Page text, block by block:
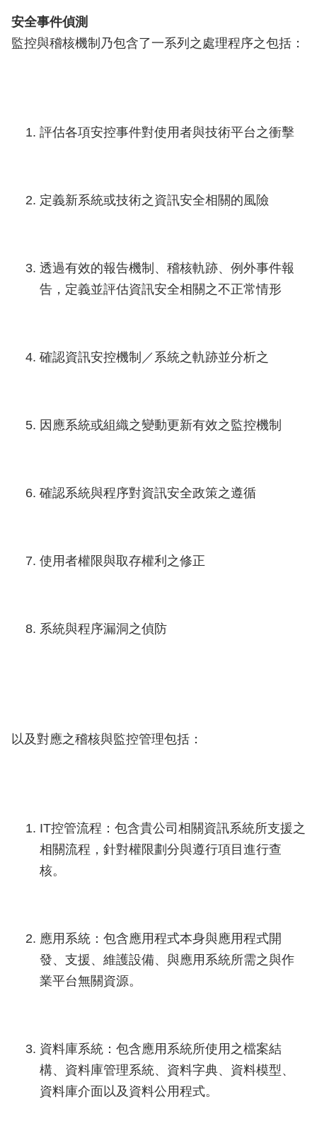
安全事件偵測
監控與稽核機制乃包含了一系列之處理程序之包括：
評估各項安控事件對使用者與技術平台之衝擊
定義新系統或技術之資訊安全相關的風險
透過有效的報告機制、稽核軌跡、例外事件報
告，定義並評估資訊安全相關之不正常情形
確認資訊安控機制／系統之軌跡並分析之
因應系統或組織之變動更新有效之監控機制
確認系統與程序對資訊安全政策之遵循
使用者權限與取存權利之修正
系統與程序漏洞之偵防
以及對應之稽核與監控管理包括：
IT控管流程：包含貴公司相關資訊系統所支援之
相關流程，針對權限劃分與遵行項目進行查
核。
應用系統：包含應用程式本身與應用程式開
發、支援、維護設備、與應用系統所需之與作
業平台無關資源。
資料庫系統：包含應用系統所使用之檔案結
構、資料庫管理系統、資料字典、資料模型、
資料庫介面以及資料公用程式。